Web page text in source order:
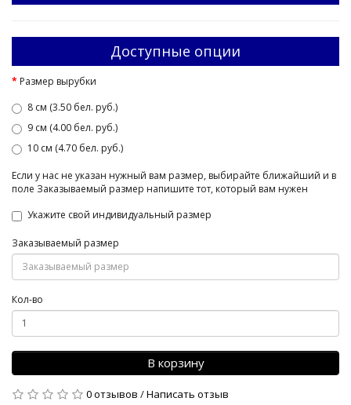
Доступные опции
Размер вырубки
8 см (3.50 бел. руб.)
9 см (4.00 бел. руб.)
10 см (4.70 бел. руб.)
Если у нас не указан нужный вам размер, выбирайте ближайший и в
поле Заказываемый размер напишите тот, который вам нужен
Укажите свой индивидуальный размер
Заказываемый размер
Кол-во
В корзину
0 отзывов /Написать отзыв